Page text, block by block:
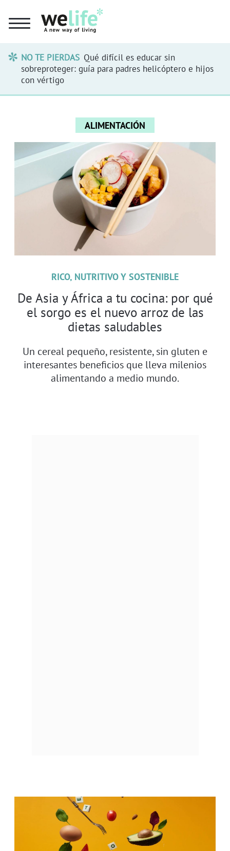
NO TE PIERDAS Qué difícil es educar sin
sobreproteger: guía para padres helicóptero e hijos
con vértigo
ALIMENTACIÓN
RICO, NUTRITIVO Y SOSTENIBLE
De Asia y África a tu cocina: por qué
el sorgo es el nuevo arroz de las
dietas saludables
Un cereal pequeño, resistente, sin gluten e
interesantes beneficios que lleva milenios
alimentando a medio mundo.